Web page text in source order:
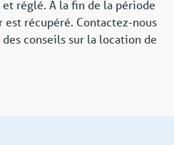
réglé. A la fin de la période
récupéré. Contactez-nous
conseils sur la location de